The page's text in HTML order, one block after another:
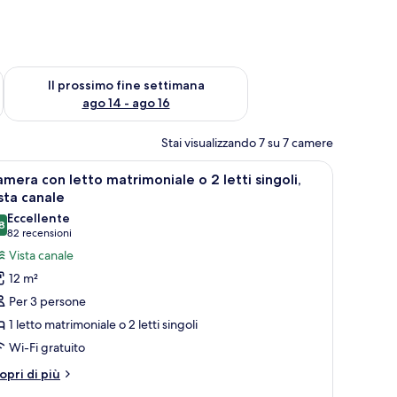
ago 7 - ago 9
Il prossimo fine settimana
ago 14 - ago 16
Verifica la disponibilità per il prossimo fine settimana, ago 14
Stai visualizzando 7 su 7 camere
legno, un letto con lenzuola bianche e una testiera con una sveglia.
Una camera d'albergo con un letto, una
7
con letto matrimoniale o 2 letti singoli,
canale
su 10
Eccellente
82 recensioni
(82
recensioni)
Vista canale
12 m²
Per 3 persone
1 letto matrimoniale o 2 letti singoli
Wi-Fi gratuito
di più